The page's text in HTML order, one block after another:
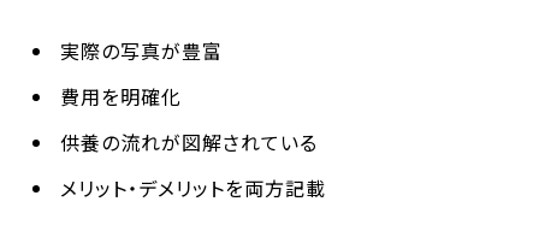
実際の写真が豊富
費用を明確化
供養の流れが図解されている
メリット・デメリットを両方記載